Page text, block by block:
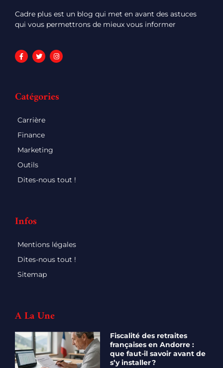
Cadre plus est un blog qui met en avant des astuces
qui vous permettrons de mieux vous informer
Catégories
Carrière
Finance
Marketing
Outils
Dites-nous tout !
Infos
Mentions légales
Dites-nous tout !
Sitemap
A La Une
Fiscalité des retraites
françaises en Andorre :
que faut-il savoir avant de
s’y installer ?